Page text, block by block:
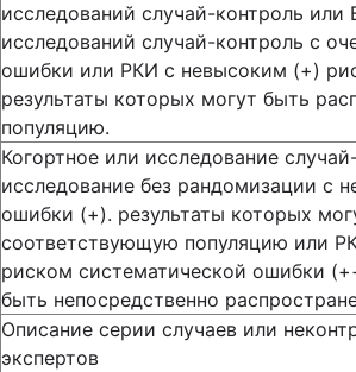
исследований случай-контроль
исследований случай-контроль с
ошибки или РКИ с невысоким (+)
результаты которых могут быть
популяцию.
Когортное или исследование
исследование без рандомизации с
ошибки (+). результаты которых
соответствующую популяцию или
риском систематической ошибки
быть непосредственно
Описание серии случаев или
экспертов